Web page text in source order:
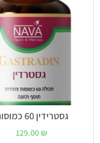
גסטרידין 60 כמוסות
129.00 ₪